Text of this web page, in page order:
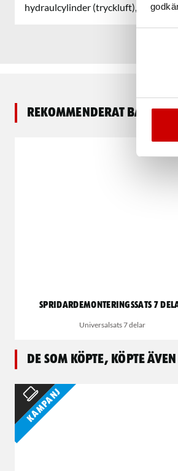
hydraulcylinder (tryckluft), finns
Rekommenderat
Spridardemonteringssats 7
Universalsats 7 delar
De som köpte, köpte även
Kampanj